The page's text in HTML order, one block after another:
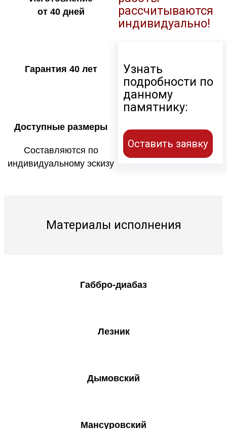
рассчитываются
индивидуально!
Узнать
подробности по
данному
памятнику:
Оставить заявку
от 40 дней
Гарантия 40 лет
Доступные размеры
Составляются по
индивидуальному эскизу
Материалы исполнения
Габбро-диабаз
Лезник
Дымовский
Мансуровский